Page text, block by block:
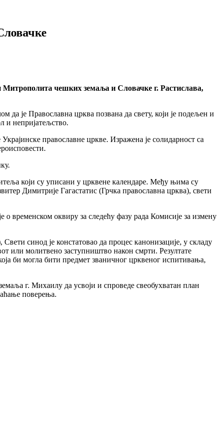
чешких земаља и Словачке г. Растислава,
је Православна црква позвана да свету, који је подељен и
и непријатељство.
православне цркве. Изражена је солидарност са
који су уписани у црквене календаре. Међу њима су
Димитрије Гагастатис (Грчка православна црква), свети
о временском оквиру за следећу фазу рада Комисије за измену
синод је констатовао да процес канонизације, у складу
или молитвено заступништво након смрти. Резултате
би могла бити предмет званичног црквеног испитивања,
г. Михаилу да усвоји и спроведе свеобухватан план
поверења.